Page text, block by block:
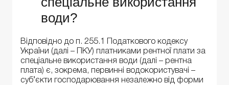
води?
Відповідно до п. 255.1 Податкового кодексу
України (далі – ПКУ) платниками рентної плати за
спеціальне використання води (далі – рентна
плата) є, зокрема, первинні водокористувачі –
суб’єкти господарювання незалежно від форми